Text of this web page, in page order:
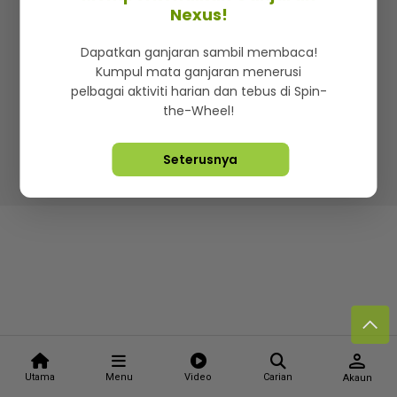
Utama Menu Video Carian
person
Akaun
Iklan di SMG360
Terma & Syarat Dasar Privasi
Lebih hot, viral dan sensasi
Hakcipta Terpelihara ©2026. Star Media Group Berhad
Nexus!
Dapatkan ganjaran sambil membaca!
Kumpul mata ganjaran menerusi
pelbagai aktiviti harian dan tebus di Spin-
the-Wheel!
Seterusnya